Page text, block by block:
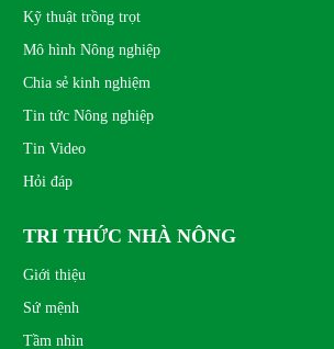
Kỹ thuật trồng trọt
Mô hình Nông nghiệp
Chia sẻ kinh nghiệm
Tin tức Nông nghiệp
Tin Video
Hỏi đáp
TRI THỨC NHÀ NÔNG
Giới thiệu
Sứ mệnh
Tầm nhìn